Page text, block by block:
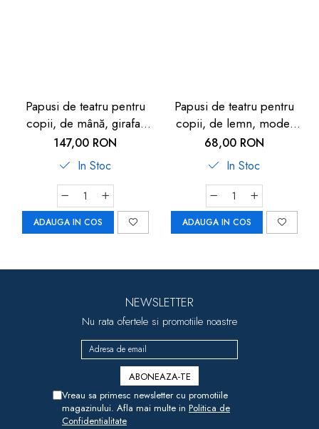
Papusi de teatru pentru
copii, de mână, girafa-
leu-elefant, 1 an+, set 3
buc, Goki
147,00 RON
In Stoc
ADAUGA IN COS
Papusi de teatru pentru
copii, de lemn, model
dinozaur, 16cm, 3 ani+,
Goki
68,00 RON
In Stoc
ADAUGA IN COS
NEWSLETTER
Nu rata ofertele si promotiile noastre
Vreau sa primesc newsletter cu promotiile
magazinului. Afla mai multe in Politica de
Confidentialitate